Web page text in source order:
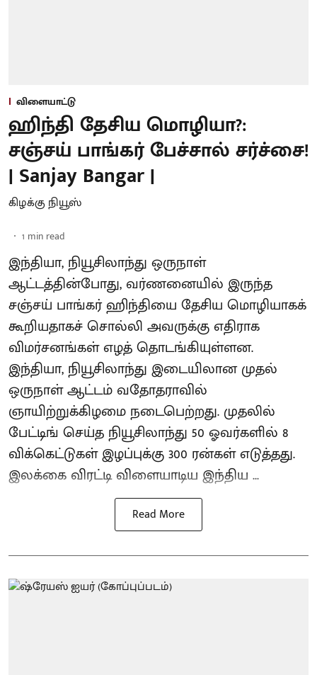
விளையாட்டு
ஹிந்தி தேசிய மொழியா?:
சஞ்சய் பாங்கர் பேச்சால் சர்ச்சை!
| Sanjay Bangar |
கிழக்கு நியூஸ்
1 min read
இந்தியா, நியூசிலாந்து ஒருநாள்
ஆட்டத்தின்போது, வர்ணனையில் இருந்த
சஞ்சய் பாங்கர் ஹிந்தியை தேசிய மொழியாகக்
கூறியதாகச் சொல்லி அவருக்கு எதிராக
விமர்சனங்கள் எழத் தொடங்கியுள்ளன.
இந்தியா, நியூசிலாந்து இடையிலான முதல்
ஒருநாள் ஆட்டம் வதோதராவில்
ஞாயிற்றுக்கிழமை நடைபெற்றது. முதலில்
பேட்டிங் செய்த நியூசிலாந்து 50 ஓவர்களில் 8
விக்கெட்டுகள் இழப்புக்கு 300 ரன்கள் எடுத்தது.
இலக்கை விரட்டி விளையாடிய இந்திய ...
Read More